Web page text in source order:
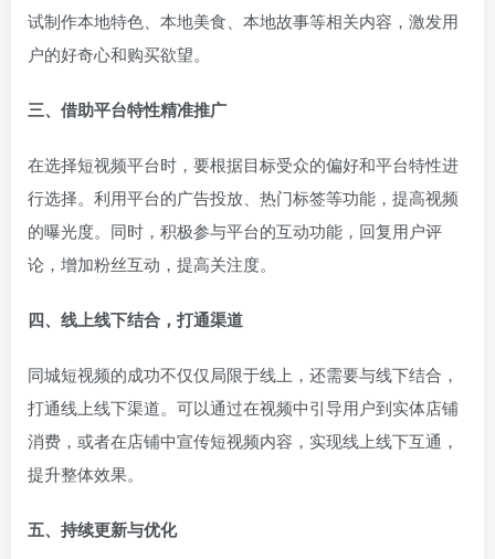
试制作本地特色、本地美食、本地故事等相关内容，激发用
户的好奇心和购买欲望。
三、借助平台特性精准推广
在选择短视频平台时，要根据目标受众的偏好和平台特性进
行选择。利用平台的广告投放、热门标签等功能，提高视频
的曝光度。同时，积极参与平台的互动功能，回复用户评
论，增加粉丝互动，提高关注度。
四、线上线下结合，打通渠道
同城短视频的成功不仅仅局限于线上，还需要与线下结合，
打通线上线下渠道。可以通过在视频中引导用户到实体店铺
消费，或者在店铺中宣传短视频内容，实现线上线下互通，
提升整体效果。
五、持续更新与优化